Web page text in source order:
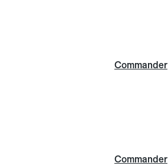
Commander
Commander